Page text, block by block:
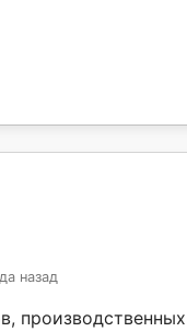
назад
производственных